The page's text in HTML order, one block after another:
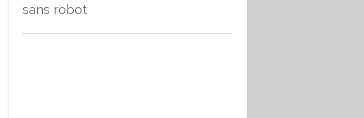
sans robot